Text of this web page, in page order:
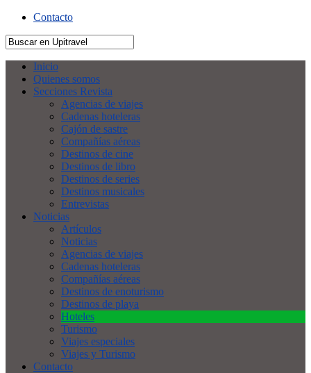
Contacto
Inicio
Quienes somos
Secciones Revista
Agencias de viajes
Cadenas hoteleras
Cajón de sastre
Compañías aéreas
Destinos de cine
Destinos de libro
Destinos de series
Destinos musicales
Entrevistas
Noticias
Artículos
Noticias
Agencias de viajes
Cadenas hoteleras
Compañías aéreas
Destinos de enoturismo
Destinos de playa
Hoteles
Turismo
Viajes especiales
Viajes y Turismo
Contacto